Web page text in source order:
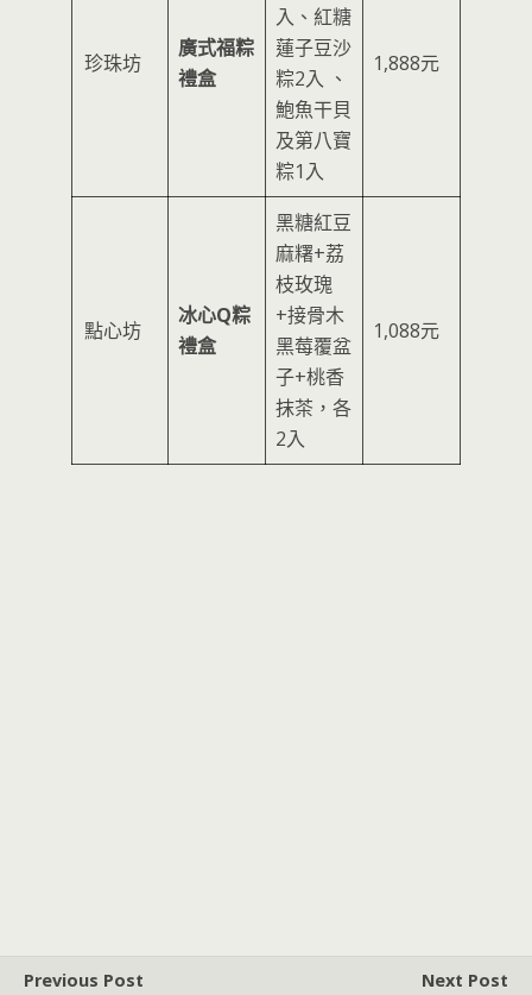
珍珠坊
廣式福粽
禮盒
入、紅糖
蓮子豆沙
粽2入 、
鮑魚干貝
及第八寶
粽1入
1,888元
點心坊
冰心Q粽
禮盒
黑糖紅豆
麻糬+荔
枝玫瑰
+接骨木
黑莓覆盆
子+桃香
抹茶，各
2入
1,088元
Previous Post Next Post